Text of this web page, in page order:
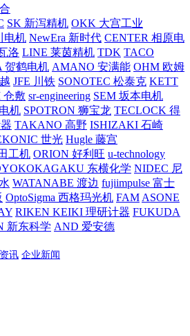
SK 新泻精机 OKK 大宫工业
电机 NewEra 新时代 CENTER 相原电
洛 LINE 莱茵精机 TDK TACO
贺鹤电机 AMANO 安满能 OHM 欧姆
JFE 川铁 SONOTEC 松泰克 KETT
仓敷 sr-engineering SEM 坂本电机
机 SPOTRON 狮宝龙 TECLOCK 得
TAKANO 高野 ISHIZAKI 石崎
世光 Hugle 藤宫
工机 ORION 好利旺 u-technology
东横化学 NIDEC 尼
WATANABE 渡边 fujiimpulse 富士
OptoSigma 西格玛光机 FAM ASONE
RIKEN KEIKI 理研计器 FUKUDA
新东科学 AND 爱安德
讯 企业新闻